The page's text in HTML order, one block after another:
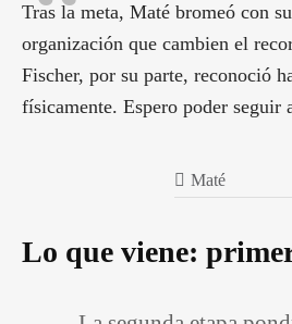
Tras la meta, Maté bromeó con
organización que cambien el
Fischer, por su parte, reconoció
físicamente. Espero poder seguir
Maté
Lo que viene: